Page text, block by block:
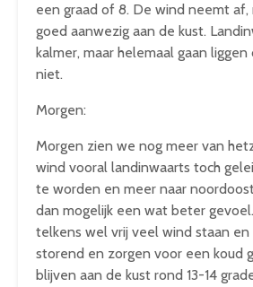
een graad of 8. De wind neemt
goed aanwezig aan de kust.
kalmer, maar helemaal gaan
niet.
Morgen:
Morgen zien we nog meer van
wind vooral landinwaarts toch
te worden en meer naar
dan mogelijk een wat beter
telkens wel vrij veel wind staan
storend en zorgen voor een koud
blijven aan de kust rond 13-14